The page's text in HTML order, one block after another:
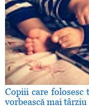
Copiii care folosesc
vorbească mai târziu